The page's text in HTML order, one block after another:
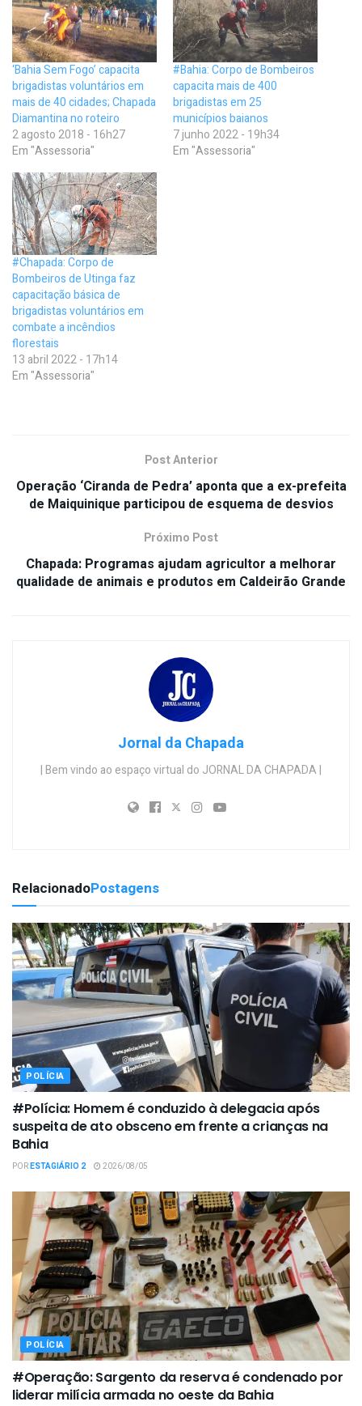
‘Bahia Sem Fogo’ capacita
brigadistas voluntários em
mais de 40 cidades; Chapada
Diamantina no roteiro
2 agosto 2018 - 16h27
Em "Assessoria"
#Bahia: Corpo de Bombeiros
capacita mais de 400
brigadistas em 25
municípios baianos
7 junho 2022 - 19h34
Em "Assessoria"
#Chapada: Corpo de
Bombeiros de Utinga faz
capacitação básica de
brigadistas voluntários em
combate a incêndios
florestais
13 abril 2022 - 17h14
Em "Assessoria"
Post Anterior
Operação ‘Ciranda de Pedra’ aponta que a ex-prefeita
de Maiquinique participou de esquema de desvios
Próximo Post
Chapada: Programas ajudam agricultor a melhorar
qualidade de animais e produtos em Caldeirão Grande
Jornal da Chapada
| Bem vindo ao espaço virtual do JORNAL DA CHAPADA |
RelacionadoPostagens
POLÍCIA
#Polícia: Homem é conduzido à delegacia após
suspeita de ato obsceno em frente a crianças na
Bahia
PORESTAGIÁRIO 2 2026/08/05
POLÍCIA
#Operação: Sargento da reserva é condenado por
liderar milícia armada no oeste da Bahia